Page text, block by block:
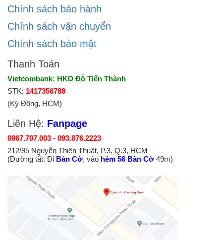
Chính sách bảo hành
Chính sách vận chuyển
Chính sách bảo mật
Thanh Toán
Vietcombank: HKD Đỗ Tiến Thành
STK: 1417356789
(Kỳ Đồng, HCM)
Liên Hệ: Fanpage
0967.707.003 - 093.876.2223
212/95 Nguyễn Thiện Thuật, P.3, Q.3, HCM
(Đường tắt: Đi Bàn Cờ, vào hẻm 56 Bàn Cờ 49m)